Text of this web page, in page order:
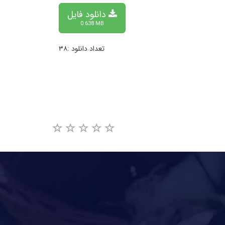
دانلود فایل
0.638 MB
تعداد دانلود :۳۸